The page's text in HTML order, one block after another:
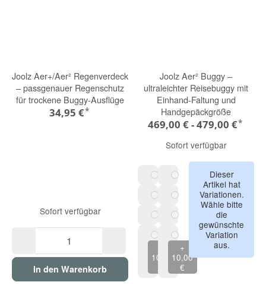
Joolz Aer+/Aer² Regenverdeck
– passgenauer Regenschutz
für trockene Buggy-Ausflüge
34,95 €*
Sofort verfügbar
In den Warenkorb
Joolz Aer² Buggy –
ultraleichter Reisebuggy mit
Einhand-Faltung und
Handgepäckgröße
469,00 € -479,00 €*
Sofort verfügbar
dark navy blue
sage green
forest green
pebble grey
10,00
calming beige
+
10,00
€
Dieser
Artikel hat
Variationen.
Wähle bitte
die
gewünschte
Variation
aus.